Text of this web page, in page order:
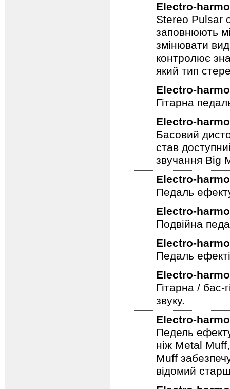
Electro-
Stereo Pulsar
заповнюють
змінювати
контролює
який тип
Electro-
Гітарна
Electro-
Басовий
став
звучання Big
Electro-
Педаль
Electro-
Подвійна
Electro-
Педаль
Electro-
Гітарна / бас-
звуку.
Electro-
Педель
ніж Metal
Muff
відомий